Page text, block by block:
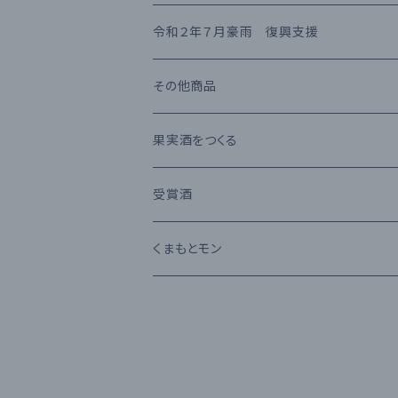
熊本県産 日本酒
高橋酒造
堤酒造
恒松酒造
豊永酒造
鳥飼酒造
長期熟成古酒 10年以上
受賞酒
アルコール度数 30%以上
アルコール度数 20%未満
アルコール度数 25%前後
麦焼酎
ウイスキー
ブランデー
カクテル
ワイン
KIHARA
お茶・飲み物
味噌・醤油・調味料
お菓子
お酒のおつまみ
令和２年７月豪雨 復興支援
その他商品
果実酒をつくる
受賞酒
Kura Master 2023
くまもとモン